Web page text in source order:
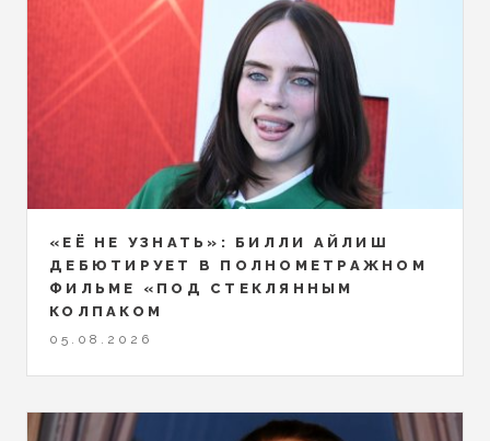
«ЕЁ НЕ УЗНАТЬ»: БИЛЛИ АЙЛИШ
ДЕБЮТИРУЕТ В ПОЛНОМЕТРАЖНОМ
ФИЛЬМЕ «ПОД СТЕКЛЯННЫМ
КОЛПАКОМ
05.08.2026